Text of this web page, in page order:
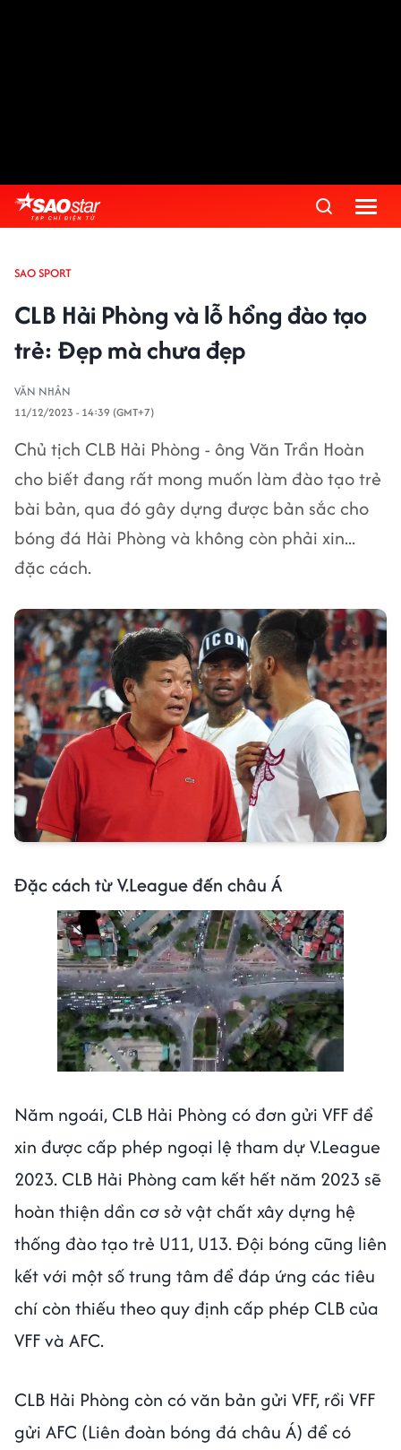
SAO SPORT
CLB Hải Phòng và lỗ hổng đào tạo
trẻ: Đẹp mà chưa đẹp
VĂN NHÂN
11/12/2023 - 14:39 (GMT+7)
Chủ tịch CLB Hải Phòng - ông Văn Trần Hoàn
cho biết đang rất mong muốn làm đào tạo trẻ
bài bản, qua đó gây dựng được bản sắc cho
bóng đá Hải Phòng và không còn phải xin...
đặc cách.
Đặc cách từ V.League đến châu Á
Năm ngoái, CLB Hải Phòng có đơn gửi VFF để
xin được cấp phép ngoại lệ tham dự V.League
2023. CLB Hải Phòng cam kết hết năm 2023 sẽ
hoàn thiện dần cơ sở vật chất xây dựng hệ
thống đào tạo trẻ U11, U13. Đội bóng cũng liên
kết với một số trung tâm để đáp ứng các tiêu
chí còn thiếu theo quy định cấp phép CLB của
VFF và AFC.
CLB Hải Phòng còn có văn bản gửi VFF, rồi VFF
gửi AFC (Liên đoàn bóng đá châu Á) để có